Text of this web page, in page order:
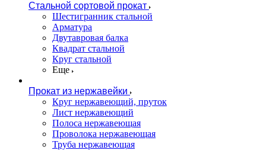
Стальной сортовой прокат
Шестигранник стальной
Арматура
Двутавровая балка
Квадрат стальной
Круг стальной
Еще
Прокат из нержавейки
Круг нержавеющий, пруток
Лист нержавеющий
Полоса нержавеющая
Проволока нержавеющая
Труба нержавеющая